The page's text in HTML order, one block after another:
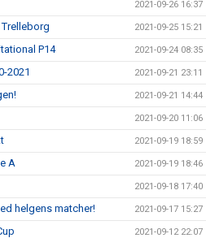
2021-09-26 16:37
2021-09-25 15:21
P14 2021-09-24 08:35
2021 2021-09-21 23:11
2021-09-21 14:44
2021-09-20 11:06
2021-09-19 18:59
A 2021-09-19 18:46
2021-09-18 17:40
helgens matcher! 2021-09-17 15:27
2021-09-12 22:07